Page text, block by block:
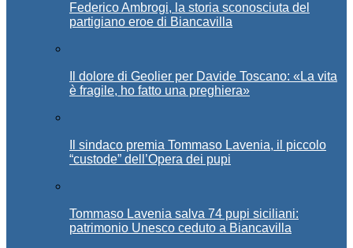
Federico Ambrogi, la storia sconosciuta del
partigiano eroe di Biancavilla
Il dolore di Geolier per Davide Toscano: «La vita
è fragile, ho fatto una preghiera»
Il sindaco premia Tommaso Lavenia, il piccolo
“custode” dell’Opera dei pupi
Tommaso Lavenia salva 74 pupi siciliani:
patrimonio Unesco ceduto a Biancavilla